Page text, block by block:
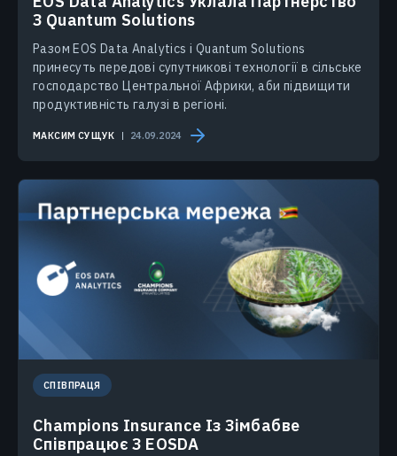
З Quantum Solutions
Разом EOS Data Analytics і Quantum Solutions
принесуть передові супутникові технології в сільське
господарство Центральної Африки, аби підвищити
продуктивність галузі в регіоні.
МАКСИМ СУЩУК 24.09.2024
СПІВПРАЦЯ
Champions Insurance Із Зімбабве
Співпрацює З EOSDA